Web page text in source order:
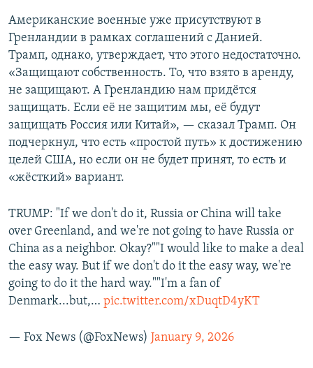
Американские военные уже присутствуют в
Гренландии в рамках соглашений с Данией.
Трамп, однако, утверждает, что этого недостаточно.
«Защищают собственность. То, что взято в аренду,
не защищают. А Гренландию нам придётся
защищать. Если её не защитим мы, её будут
защищать Россия или Китай», — сказал Трамп. Он
подчеркнул, что есть «простой путь» к достижению
целей США, но если он не будет принят, то есть и
«жёсткий» вариант.
TRUMP: "If we don't do it, Russia or China will take
over Greenland, and we're not going to have Russia or
China as a neighbor. Okay?""I would like to make a deal
the easy way. But if we don't do it the easy way, we're
going to do it the hard way.""I'm a fan of
Denmark...but,… pic.twitter.com/xDuqtD4yKT
— Fox News (@FoxNews) January 9, 2026